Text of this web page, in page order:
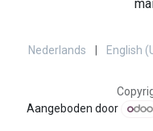
Nederlands English
Aangeboden door